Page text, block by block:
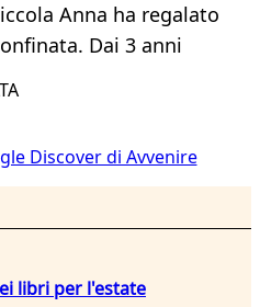
Anna ha regalato
Dai 3 anni
Discover di Avvenire
libri per l'estate